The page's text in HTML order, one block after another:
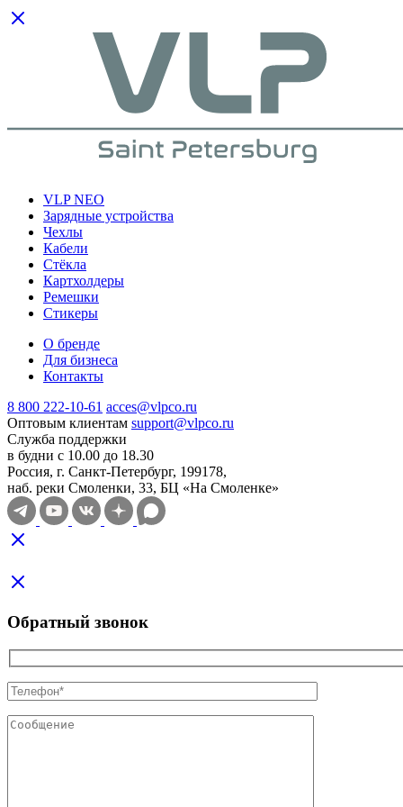
VLP NEO
Зарядные устройства
Чехлы
Кабели
Cтёкла
Картхолдеры
Ремешки
Стикеры
О бренде
Для бизнеса
Контакты
8 800 222-10-61 acces@vlpco.ru
Оптовым клиентам support@vlpco.ru
Служба поддержки
в будни с 10.00 до 18.30
Россия, г. Санкт-Петербург, 199178,
наб. реки Смоленки, 33, БЦ «На Смоленке»
Обратный звонок